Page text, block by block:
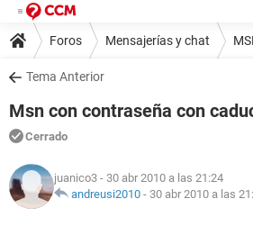
Foros Mensajerías y chat
Tema Anterior
Msn con contraseña con
Cerrado
juanico3 - 30 abr 2010 a las 21:24
andreusi2010 - 30 abr 2010 a las